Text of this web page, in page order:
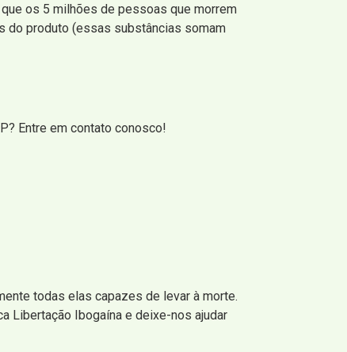
os 5 milhões de pessoas que morrem
do produto (essas substâncias somam
Entre em contato conosco!
todas elas capazes de levar à morte.
Libertação Ibogaína e deixe-nos ajudar